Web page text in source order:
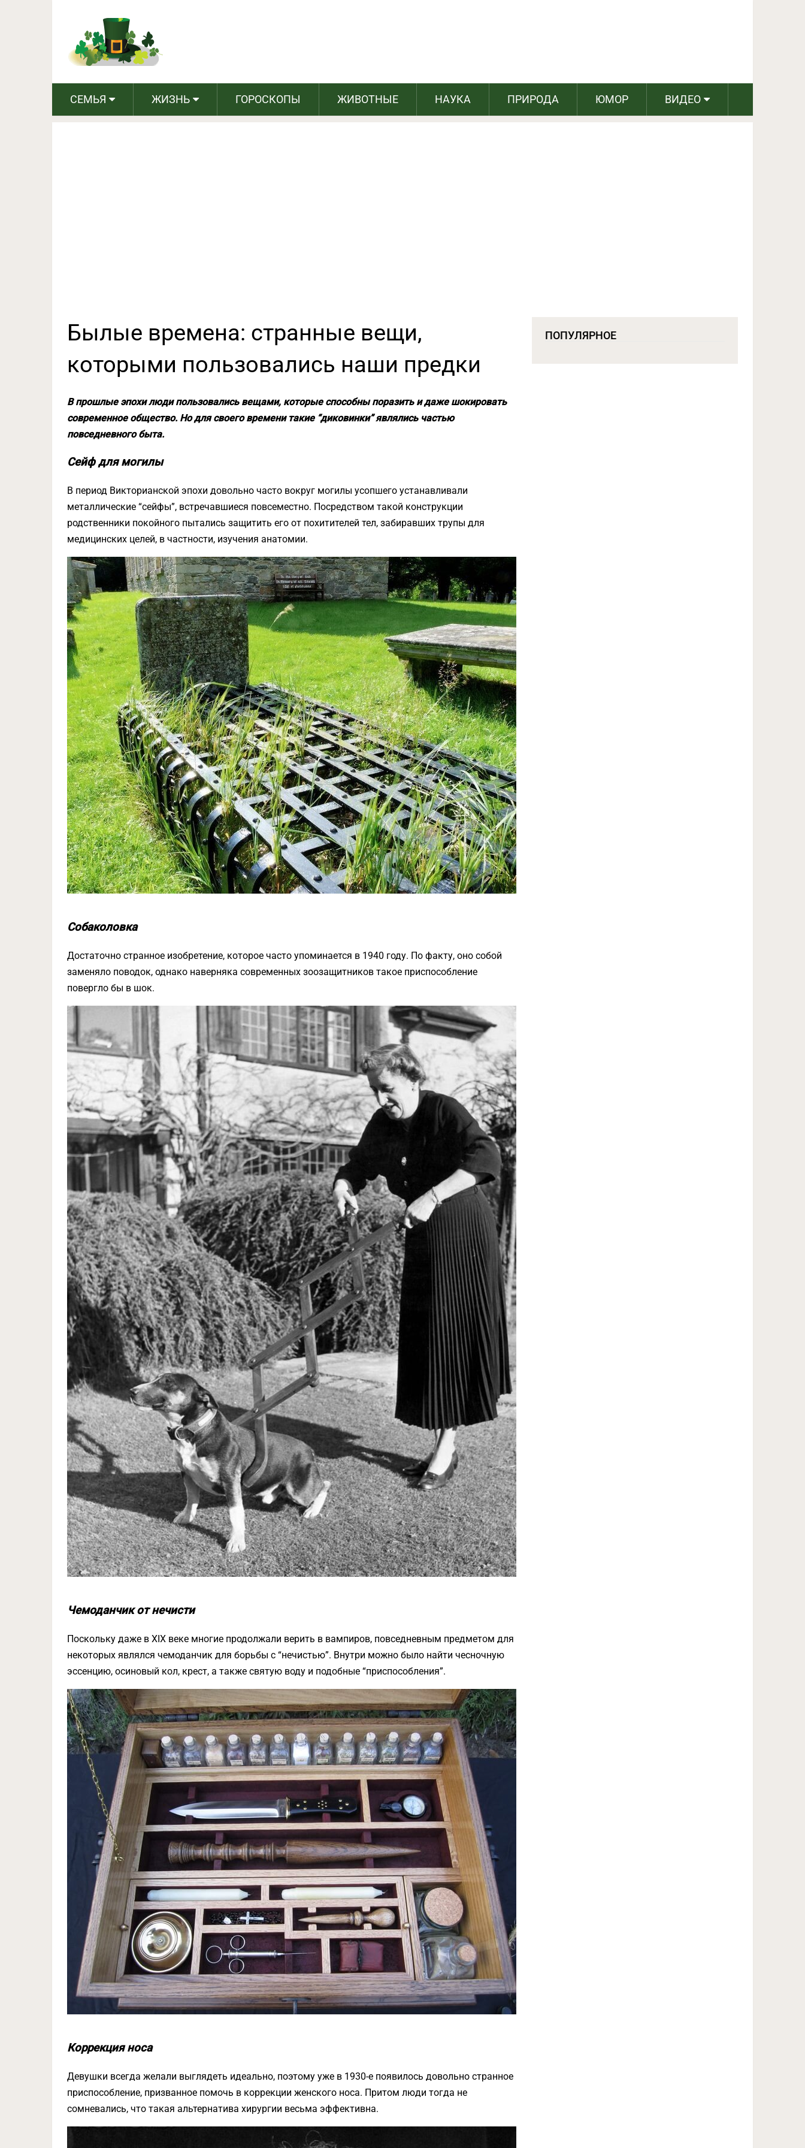
СЕМЬЯ ЖИЗНЬ ГОРОСКОПЫ ЖИВОТНЫЕ НАУКА ПРИРОДА ЮМОР ВИДЕО
Былые времена: странные вещи, которыми пользовались наши
Былые времена: странные вещи,
которыми пользовались наши предки
В прошлые эпохи люди пользовались вещами, которые способны поразить и даже шокировать
современное общество. Но для своего времени такие “диковинки” являлись частью
повседневного быта.
Сейф для могилы
В период Викторианской эпохи довольно часто вокруг могилы усопшего устанавливали
металлические “сейфы”, встречавшиеся повсеместно. Посредством такой конструкции
родственники покойного пытались защитить его от похитителей тел, забиравших трупы для
медицинских целей, в частности, изучения анатомии.
Собаколовка
Достаточно странное изобретение, которое часто упоминается в 1940 году. По факту, оно собой
заменяло поводок, однако наверняка современных зоозащитников такое приспособление
повергло бы в шок.
Чемоданчик от нечисти
Поскольку даже в XIX веке многие продолжали верить в вампиров, повседневным предметом для
некоторых являлся чемоданчик для борьбы с “нечистью”. Внутри можно было найти чесночную
эссенцию, осиновый кол, крест, а также святую воду и подобные “приспособления”.
Коррекция носа
Девушки всегда желали выглядеть идеально, поэтому уже в 1930-е появилось довольно странное
приспособление, призванное помочь в коррекции женского носа. Притом люди тогда не
сомневались, что такая альтернатива хирургии весьма эффективна.
ПОПУЛЯРНОЕ